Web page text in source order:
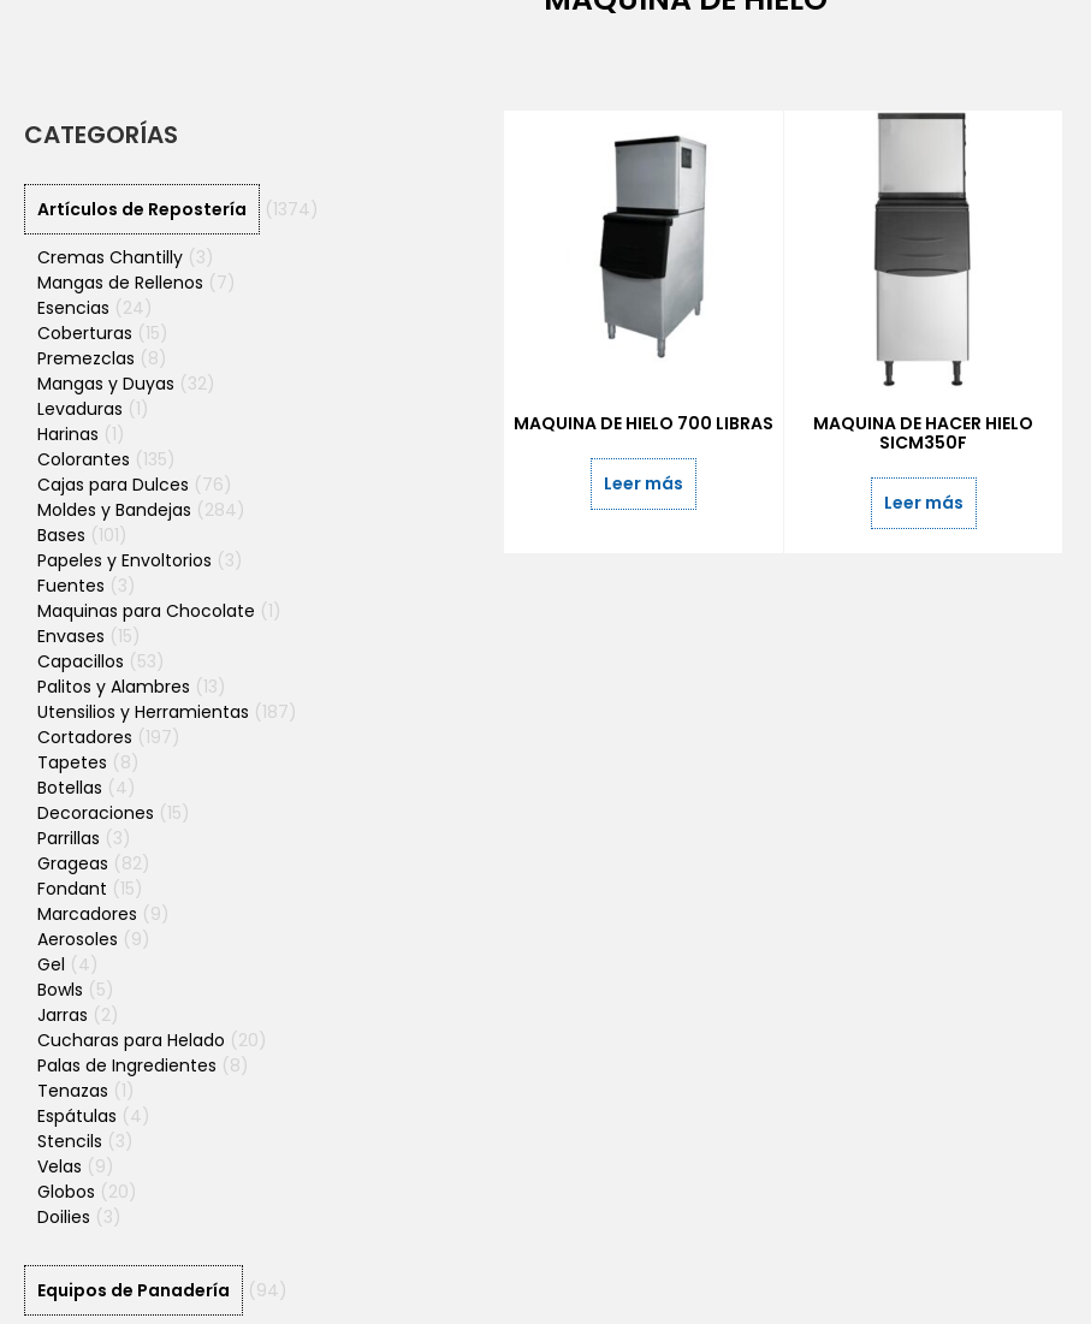
CATEGORÍAS
Artículos de Repostería
(1374)
Cremas Chantilly (3)
Mangas de Rellenos (7)
Esencias (24)
Coberturas (15)
Premezclas (8)
Mangas y Duyas (32)
Levaduras (1)
Harinas (1)
Colorantes (135)
Cajas para Dulces (76)
Moldes y Bandejas (284)
Bases (101)
Papeles y Envoltorios (3)
Fuentes (3)
Maquinas para Chocolate (1)
Envases (15)
Capacillos (53)
Palitos y Alambres (13)
Utensilios y Herramientas (187)
Cortadores (197)
Tapetes (8)
Botellas (4)
Decoraciones (15)
Parrillas (3)
Grageas (82)
Fondant (15)
Marcadores (9)
Aerosoles (9)
Gel (4)
Bowls (5)
Jarras (2)
Cucharas para Helado (20)
Palas de Ingredientes (8)
Tenazas (1)
Espátulas (4)
Stencils (3)
Velas (9)
Globos (20)
Doilies (3)
Equipos de Panadería
(94)
MAQUINA DE HIELO 700 LIBRAS
Leer más
MAQUINA DE HACER HIELO
SICM350F
Leer más